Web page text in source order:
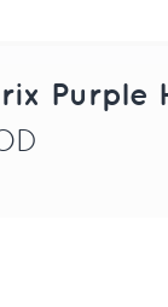
Purple